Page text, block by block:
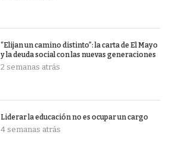
“Elijan un camino distinto”: la carta de El Mayo
y la deuda social con las nuevas generaciones
2 semanas atrás
Liderar la educación no es ocupar un cargo
4 semanas atrás